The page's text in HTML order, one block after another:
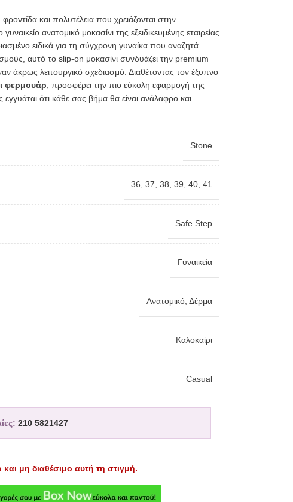
και πολυτέλεια που χρειάζονται στην
ανατομικό μοκασίνι της εξειδικευμένης εταιρείας
ειδικά για τη σύγχρονη γυναίκα που αναζητά
αυτό το slip-on μοκασίνι συνδυάζει την premium
άκρως λειτουργικό σχεδιασμό. Διαθέτοντας τον έξυπνο
φερμουάρ , προσφέρει την πιο εύκολη εφαρμογή της
ότι κάθε σας βήμα θα είναι ανάλαφρο και
Stone
36 37 38 39 40, 41
Safe Step
Γυναικεία
Ανατομικό, Δέρμα
Καλοκαίρι
Casual
210 5821427
μη διαθέσιμο αυτή τη στιγμή.